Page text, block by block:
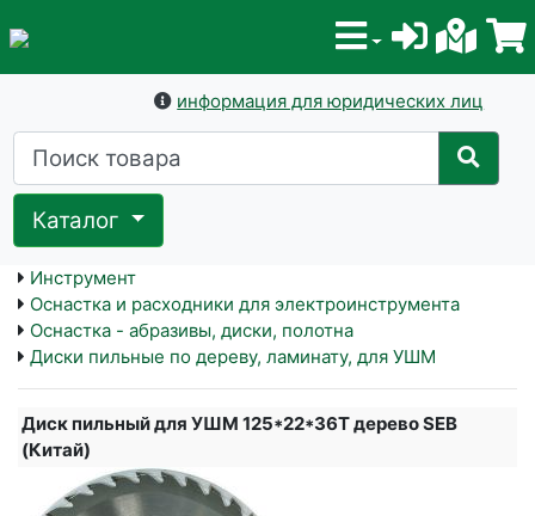
информация для юридических лиц
Каталог
Инструмент
Оснастка и расходники для электроинструмента
Оснастка - абразивы, диски, полотна
Диски пильные по дереву, ламинату, для УШМ
Диск пильный для УШМ 125*22*36T дерево SEB
(Китай)